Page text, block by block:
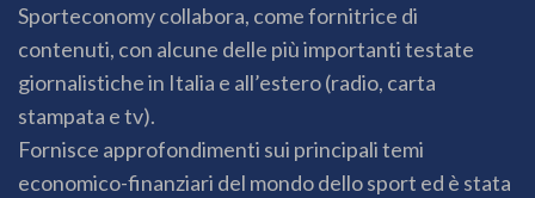
Sporteconomy collabora, come fornitrice di
contenuti, con alcune delle più importanti testate
giornalistiche in Italia e all’estero (radio, carta
stampata e tv).
Fornisce approfondimenti sui principali temi
economico-finanziari del mondo dello sport ed è stata